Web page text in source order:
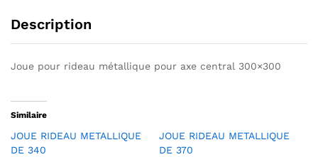
Description
Joue pour rideau métallique pour axe central 300×300
Similaire
JOUE RIDEAU METALLIQUE
DE 340
JOUE RIDEAU METALLIQUE
DE 370